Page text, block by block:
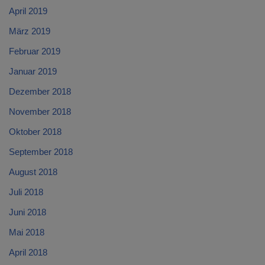
April 2019
März 2019
Februar 2019
Januar 2019
Dezember 2018
November 2018
Oktober 2018
September 2018
August 2018
Juli 2018
Juni 2018
Mai 2018
April 2018